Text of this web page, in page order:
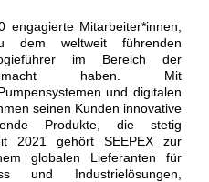
Mitarbeiter*innen,
dem weltweit führenden
im Bereich der
gemacht haben. Mit
und digitalen
seinen Kunden innovative
Produkte, die stetig
2021 gehört SEEPEX zur
globalen Lieferanten für
und Industrielösungen,